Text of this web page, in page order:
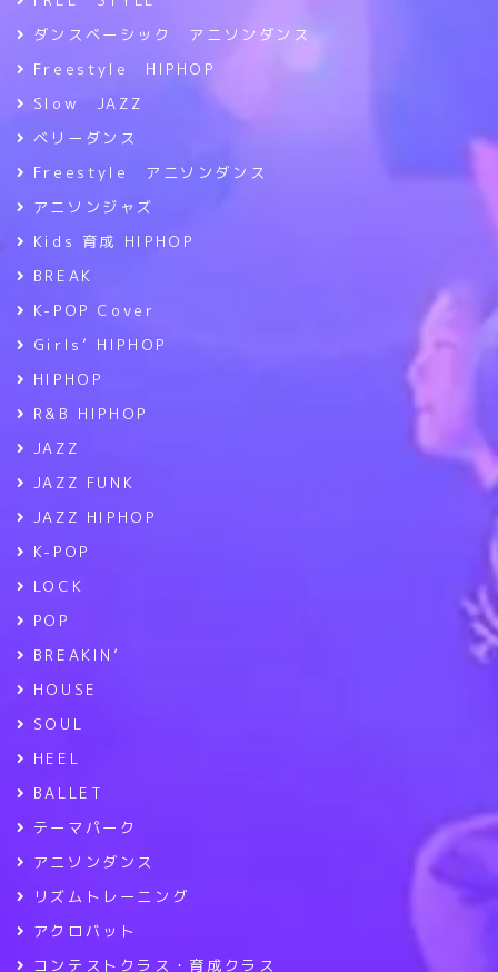
ダンスベーシック アニソンダンス
Freestyle HIPHOP
Slow JAZZ
ベリーダンス
Freestyle アニソンダンス
アニソンジャズ
Kids 育成 HIPHOP
BREAK
K-POP Cover
Girls’ HIPHOP
HIPHOP
R&B HIPHOP
JAZZ
JAZZ FUNK
JAZZ HIPHOP
K-POP
LOCK
POP
BREAKIN’
HOUSE
SOUL
HEEL
BALLET
テーマパーク
アニソンダンス
リズムトレーニング
アクロバット
コンテストクラス・育成クラス